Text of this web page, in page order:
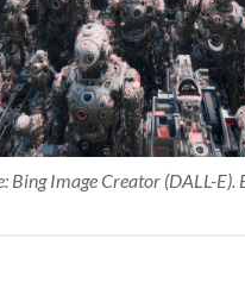
Bing Image Creator (DALL-E).